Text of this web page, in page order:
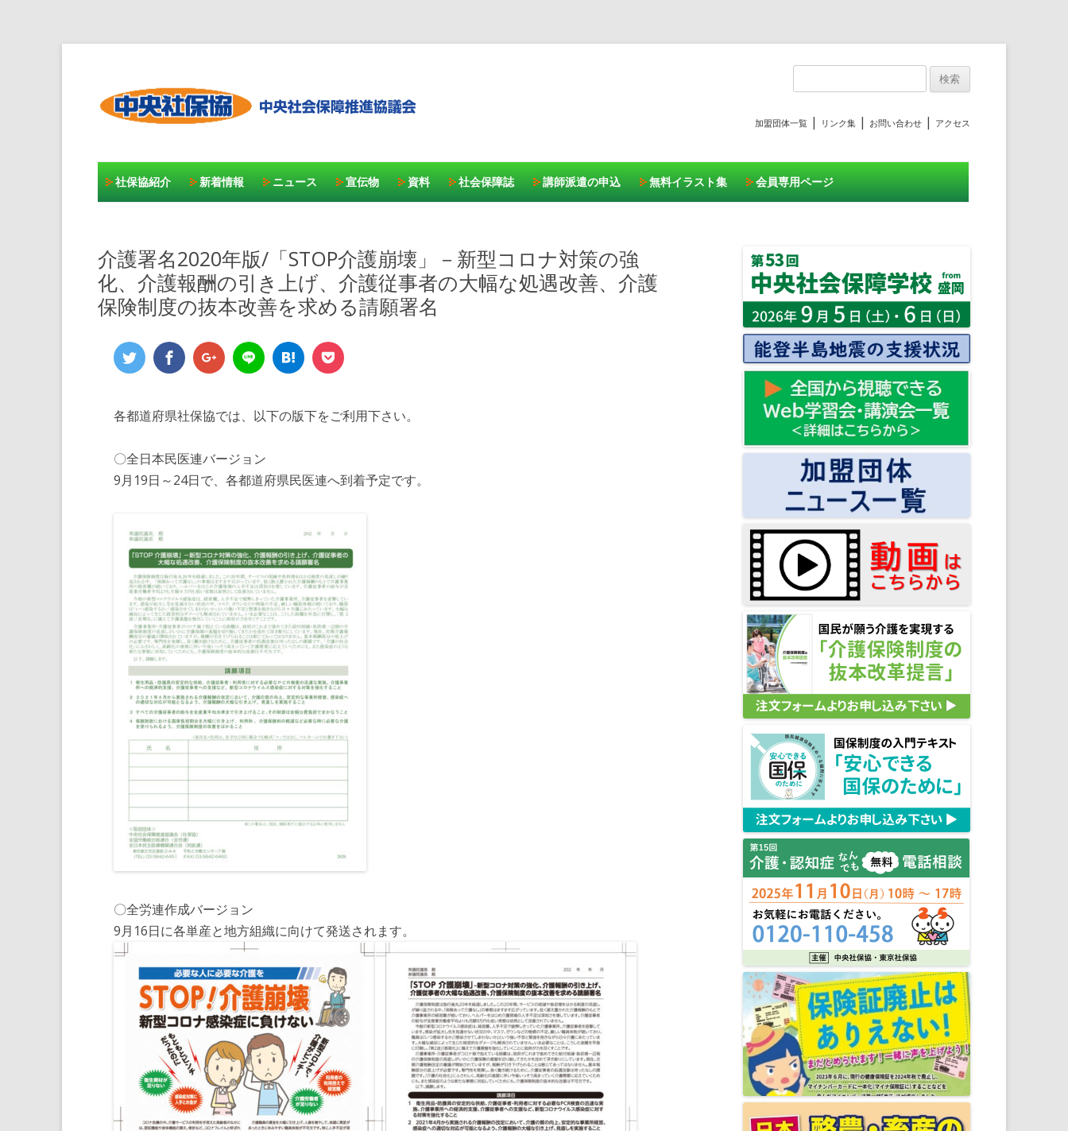
索:
加盟団体一覧| リンク集| お問い合わせ| アクセス
社保協紹介 新着情報 ニュース 宣伝物 資料 社会保障誌 講師派遣の申込 無料イラスト集 会員専用ページ
介護署名2020年版/「STOP介護崩壊」－新型コロナ対策の強
化、介護報酬の引き上げ、介護従事者の大幅な処遇改善、介護
保険制度の抜本改善を求める請願署名
各都道府県社保協では、以下の版下をご利用下さい。
〇全日本民医連バージョン
9月19日～24日で、各都道府県民医連へ到着予定です。
〇全労連作成バージョン
9月16日に各単産と地方組織に向けて発送されます。